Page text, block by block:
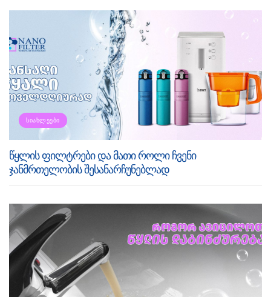
ᲡᲘᲐᲮᲚᲔᲔᲑᲘ
წყლის ფილტრები და მათი როლი ჩვენი
ჯანმრთელობის შესანარჩუნებლად